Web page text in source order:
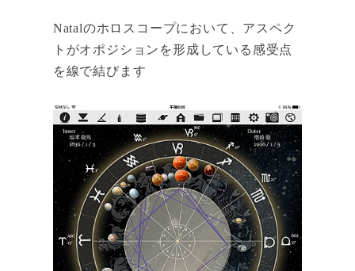
Natalのホロスコープにおいて、アスペク
トがオポジションを形成している感受点
を線で結びます